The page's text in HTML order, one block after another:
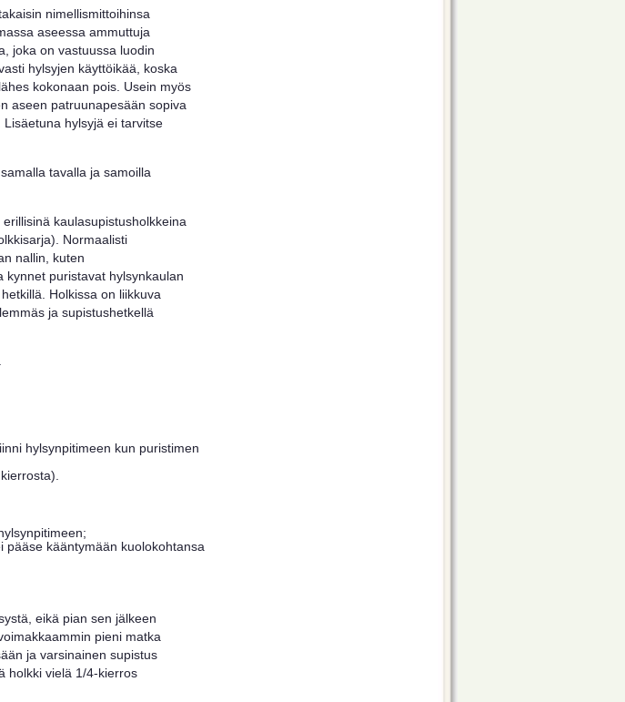
nimellismittoihinsa
aseessa ammuttuja
joka on vastuussa luodin
hylsyjen käyttöikää, koska
kokonaan pois. Usein myös
aseen patruunapesään sopiva
hylsyjä ei tarvitse
tavalla ja samoilla
kaulasupistusholkkeina
Normaalisti
nallin, kuten
kynnet puristavat hylsynkaulan
Holkissa on liikkuva
ja supistushetkellä
hylsynpitimeen kun puristimen
pääse kääntymään kuolokohtansa
eikä pian sen jälkeen
pieni matka
ja varsinainen supistus
holkki vielä 1/4-kierros